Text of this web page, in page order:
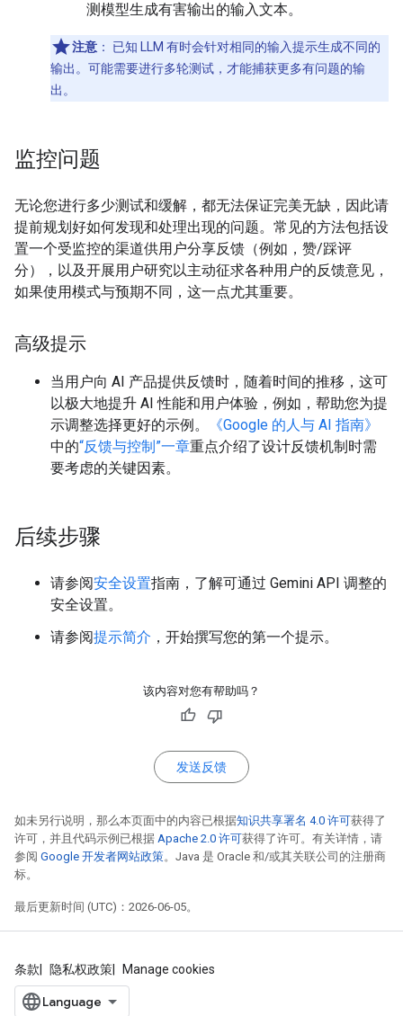
测模型生成有害输出的输入文本。
注意 ：
已知 LLM 有时会针对相同的输入提示生成不同的
输出。可能需要进行多轮测试，才能捕获更多有问题的输
出。
监控问题
无论您进行多少测试和缓解，都无法保证完美无缺，因此请
提前规划好如何发现和处理出现的问题。常见的方法包括设
置一个受监控的渠道供用户分享反馈（例如，赞/踩评
分），以及开展用户研究以主动征求各种用户的反馈意见，
如果使用模式与预期不同，这一点尤其重要。
高级提示
当用户向 AI 产品提供反馈时，随着时间的推移，这可
以极大地提升 AI 性能和用户体验，例如，帮助您为提
示调整选择更好的示例。
《Google 的人与 AI 指南》
中的“反馈与控制”一章重点介绍了设计反馈机制时需
要考虑的关键因素。
后续步骤
请参阅安全设置指南，了解可通过 Gemini API 调整的
安全设置。
请参阅提示简介 ，开始撰写您的第一个提示。
该内容对您有帮助吗？
发送反馈
如未另行说明，那么本页面中的内容已根据知识共享署名 4.0 许可获得了
许可，并且代码示例已根据 Apache 2.0 许可获得了许可。有关详情，请
参阅 Google 开发者网站政策。Java 是 Oracle 和/或其关联公司的注册商
标。
最后更新时间 (UTC)：2026-06-05。
条款 隐私权政策 Manage cookies